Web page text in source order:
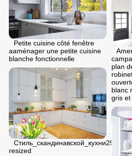
Petite cuisine côté fenêtre
aaménager une petite cuisine
blanche fonctionnelle
plan
blanc
gris
Стиль_скандинавской_кухни25
resized